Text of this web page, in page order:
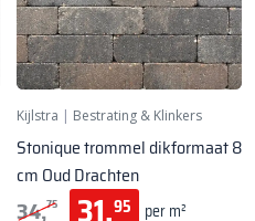
Kijlstra | Bestrating & Klinkers
Stonique trommel dikformaat 8
cm Oud Drachten
34,75 31,95 per m²